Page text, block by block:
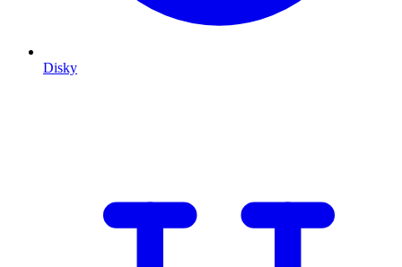
Disky